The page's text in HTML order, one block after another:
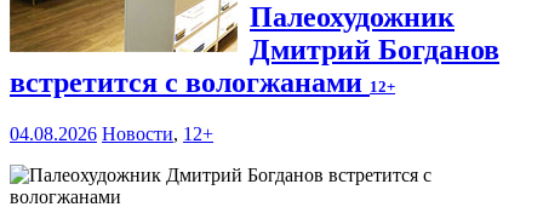
Палеохудожник
Дмитрий Богданов
встретится с вологжанами 12+
04.08.2026 Новости, 12+